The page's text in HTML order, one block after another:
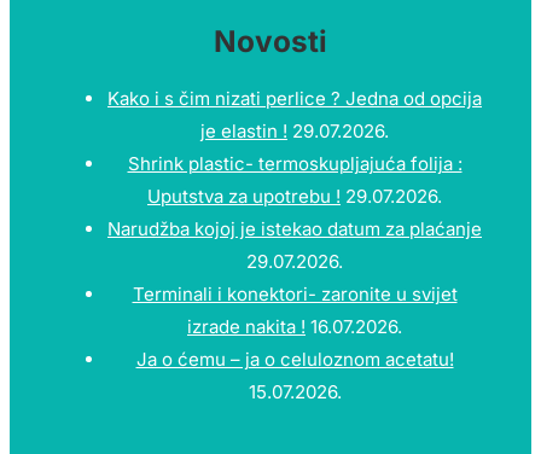
Novosti
Kako i s čim nizati perlice ? Jedna od opcija
je elastin ! 29.07.2026.
Shrink plastic- termoskupljajuća folija :
Uputstva za upotrebu ! 29.07.2026.
Narudžba kojoj je istekao datum za plaćanje
29.07.2026.
Terminali i konektori- zaronite u svijet
izrade nakita ! 16.07.2026.
Ja o ćemu – ja o celuloznom acetatu!
15.07.2026.